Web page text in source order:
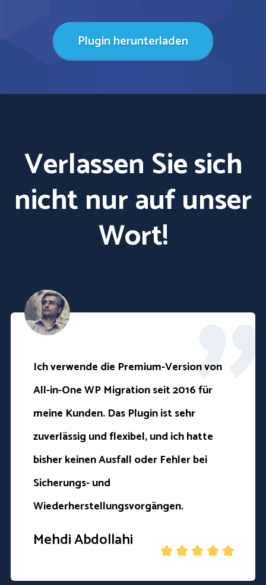
Plugin herunterladen
Verlassen Sie sich
nicht nur auf unser
Wort!
Ich verwende die Premium-Version von
All-in-One WP Migration seit 2016 für
meine Kunden. Das Plugin ist sehr
zuverlässig und flexibel, und ich hatte
bisher keinen Ausfall oder Fehler bei
Sicherungs- und
Wiederherstellungsvorgängen.
Mehdi Abdollahi